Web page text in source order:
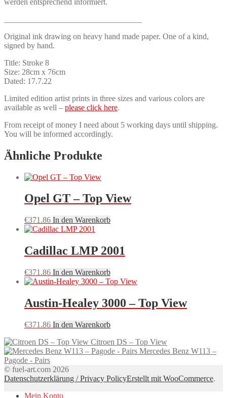
Original ink drawing on heavy hand made paper. One of a kind,
signed by hand.
Title: Stroke 8
Size: 28cm x 76cm
Dated: 17.7.22
Limited edition artist prints in three sizes and various colors are
available as well – please click here.
From receipt of money I need about 5 working days until shipping.
You will be informed accordingly.
Ähnliche Produkte
Opel GT – Top View
€371.86 In den Warenkorb
Cadillac LMP 2001
€371.86 In den Warenkorb
Austin-Healey 3000 – Top View
€371.86 In den Warenkorb
Citroen DS – Top View
Mercedes Benz W113 –
Pagode - Pairs
© fuel-art.com 2026
Datenschutzerklärung / Privacy PolicyErstellt mit WooCommerce.
Mein Konto